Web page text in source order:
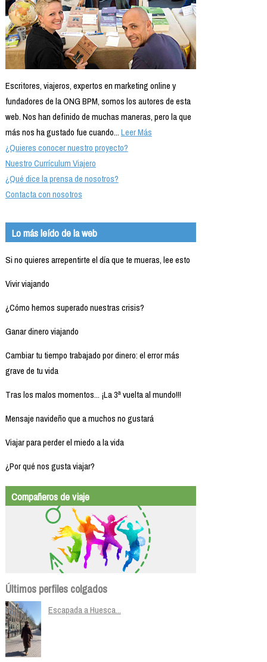
Escritores, viajeros, expertos en marketing online y
fundadores de la ONG BPM, somos los autores de esta
web. Nos han definido de muchas maneras, pero la que
más nos ha gustado fue cuando...Leer Más
¿Quieres conocer nuestro proyecto?
Nuestro Currículum Viajero
¿Qué dice la prensa de nosotros?
Contacta con nosotros
Lo más leído de la web
Si no quieres arrepentirte el día que te mueras, lee esto
Vivir viajando
¿Cómo hemos superado nuestras crisis?
Ganar dinero viajando
Cambiar tu tiempo trabajado por dinero: el error más
grave de tu vida
Tras los malos momentos... ¡La 3ª vuelta al mundo!!!
Mensaje navideño que a muchos no gustará
Viajar para perder el miedo a la vida
¿Por qué nos gusta viajar?
Compañeros de viaje
Últimos perfiles colgados
Escapada a Huesca...